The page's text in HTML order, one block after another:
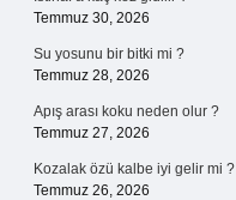
Temmuz 30, 2026
Su yosunu bir bitki mi ?
Temmuz 28, 2026
Apış arası koku neden olur ?
Temmuz 27, 2026
Kozalak özü kalbe iyi gelir mi ?
Temmuz 26, 2026